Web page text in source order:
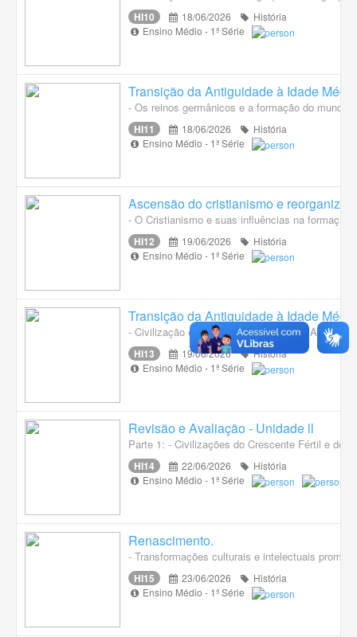
HI10 18/06/2026
História
Ensino Médio - 1ª Série
Transição da Antiguidade à Idade
- Os reinos germânicos e a formação do mundo
HI11 18/06/2026
História
Ensino Médio - 1ª Série
Ascensão do cristianismo e
- O Cristianismo e suas influências na
HI12 19/06/2026
História
Ensino Médio - 1ª Série
Transição da Antiguidade à Idade
- Civilização e Barbárie no contexto da
HI13 19/06/2026
História
Ensino Médio - 1ª Série
Revisão e Avaliação - Unidade ll
Parte 1: - Civilizações do Crescente Fértil e do
HI14 22/06/2026
História
Ensino Médio - 1ª Série
Renascimento.
- Transformações culturais e intelectuais
HI15 23/06/2026
História
Ensino Médio - 1ª Série